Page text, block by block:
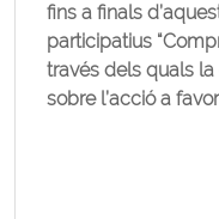
fins a finals
participatius
través dels quals
sobre l’acció a